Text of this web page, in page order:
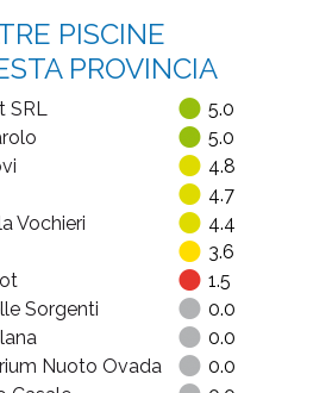
PISCINE
PROVINCIA
5.0
5.0
4.8
4.7
Vochieri
4.4
3.6
1.5
Sorgenti
0.0
0.0
Nuoto Ovada
0.0